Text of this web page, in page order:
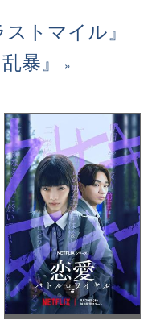
トマイル』
暴』